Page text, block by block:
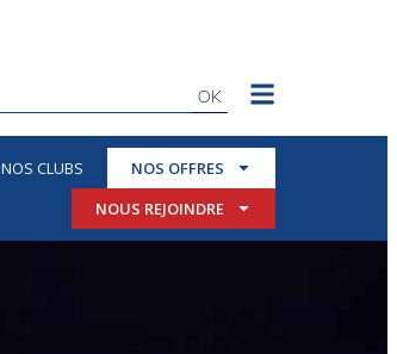
OK
NOS CLUBS
NOS OFFRES
NOUS REJOINDRE